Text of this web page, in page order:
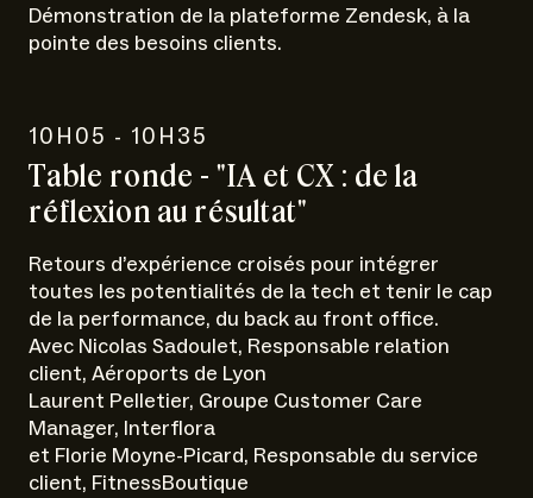
Démonstration de la plateforme Zendesk, à la
pointe des besoins clients.
10H05 - 10H35
Table ronde - "IA et CX : de la
réflexion au résultat"
Retours d’expérience croisés pour intégrer
toutes les potentialités de la tech et tenir le cap
de la performance, du back au front office.
Avec Nicolas Sadoulet, Responsable relation
client, Aéroports de Lyon
Laurent Pelletier, Groupe Customer Care
Manager, Interflora
et Florie Moyne-Picard, Responsable du service
client, FitnessBoutique